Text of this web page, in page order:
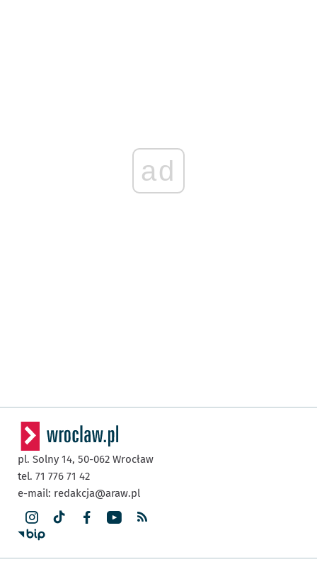
ad
pl. Solny 14, 50-062 Wrocław
tel. 71 776 71 42
e-mail: redakcja@araw.pl